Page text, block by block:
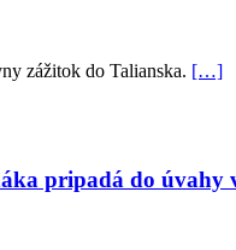
zážitok do Talianska. […]
pripadá do úvahy